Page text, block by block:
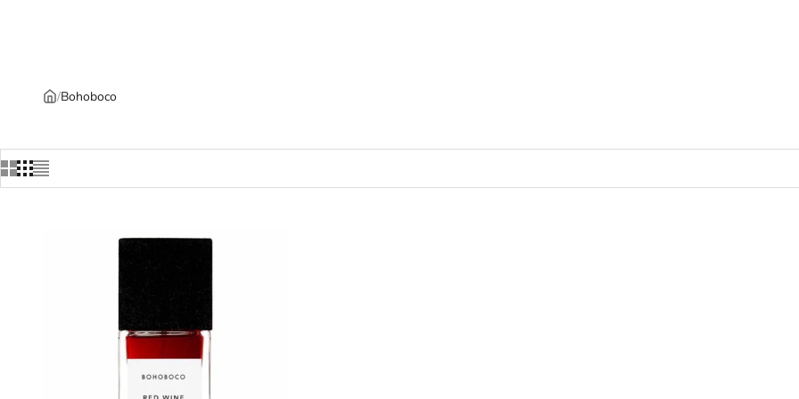
/Bohoboco